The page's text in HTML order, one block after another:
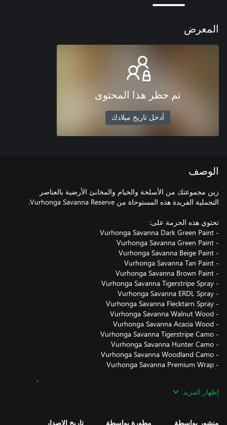
المعرض
تم حظر هذا المحتوى
أدخل تاريخ ميلادك
الوصف
زين مجموعتك من الأسلحة والخيام والمخابئ الأرضية بالعناصر
محتويات هذه الحزمة تجميلية فقط ويُمكن تطبيقها على جميع الأسلحة
والخيام والمخابئ في اللعبة. يُمكن معاينتها داخل اللعبة مجانًا قبل
إظهار المزيد
منشور بواسطة مطورة بواسطة تاريخ الإصدار